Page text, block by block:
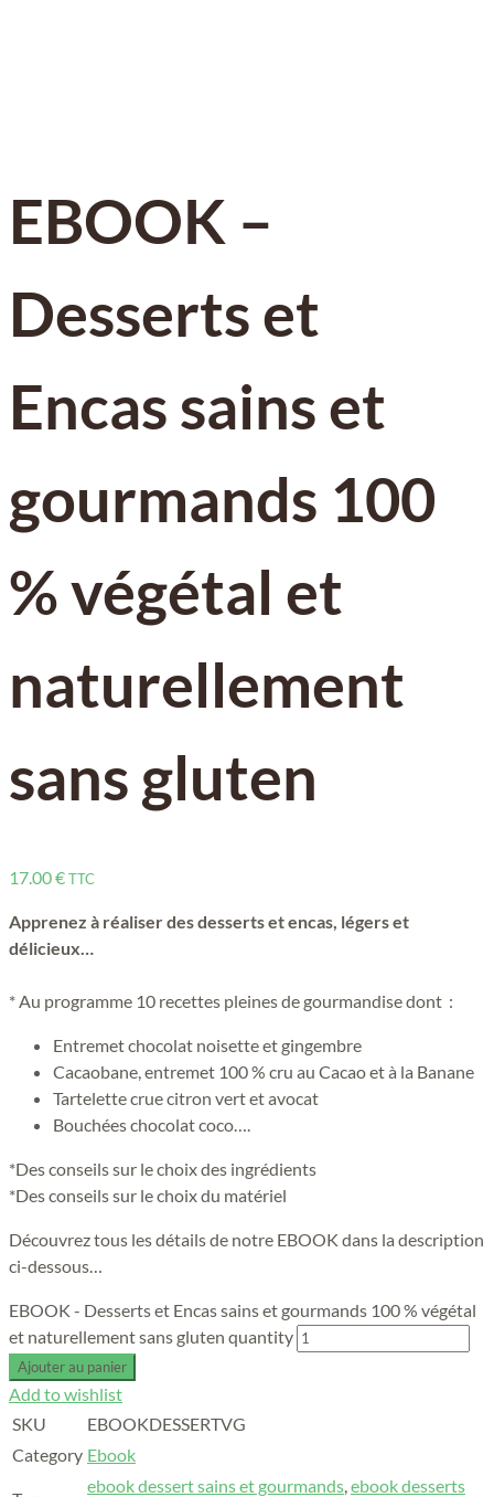
EBOOK –
Desserts et
Encas sains et
gourmands 100
% végétal et
naturellement
sans gluten
17.00€TTC
Apprenez à réaliser des desserts et encas, légers et
délicieux…
* Au programme 10 recettes pleines de gourmandise dont :
Entremet chocolat noisette et gingembre
Cacaobane, entremet 100 % cru au Cacao et à la Banane
Tartelette crue citron vert et avocat
Bouchées chocolat coco….
*Des conseils sur le choix des ingrédients
*Des conseils sur le choix du matériel
Découvrez tous les détails de notre EBOOK dans la description
ci-dessous…
EBOOK - Desserts et Encas sains et gourmands 100 % végétal
et naturellement sans gluten quantity
Ajouter au panier
Add to wishlist
SKU
EBOOKDESSERTVG
Category Ebook
ebook dessert sains et gourmands,ebook desserts